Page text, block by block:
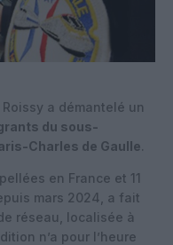
Roissy a démantelé un
du sous-
Charles de Gaulle.
en France et 11
mars 2024, a fait
réseau, localisée à
n’a pour l’heure